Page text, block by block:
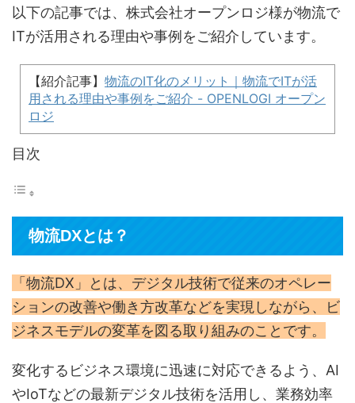
以下の記事では、株式会社オープンロジ様が物流で
ITが活用される理由や事例をご紹介しています。
【紹介記事】 物流のIT化のメリット｜物流でITが活
用される理由や事例をご紹介 - OPENLOGI オープン
ロジ
目次
物流DXとは？
「物流DX」とは、デジタル技術で従来のオペレー
ションの改善や働き方改革などを実現しながら、ビ
ジネスモデルの変革を図る取り組みのことです。
変化するビジネス環境に迅速に対応できるよう、AI
やIoTなどの最新デジタル技術を活用し、業務効率